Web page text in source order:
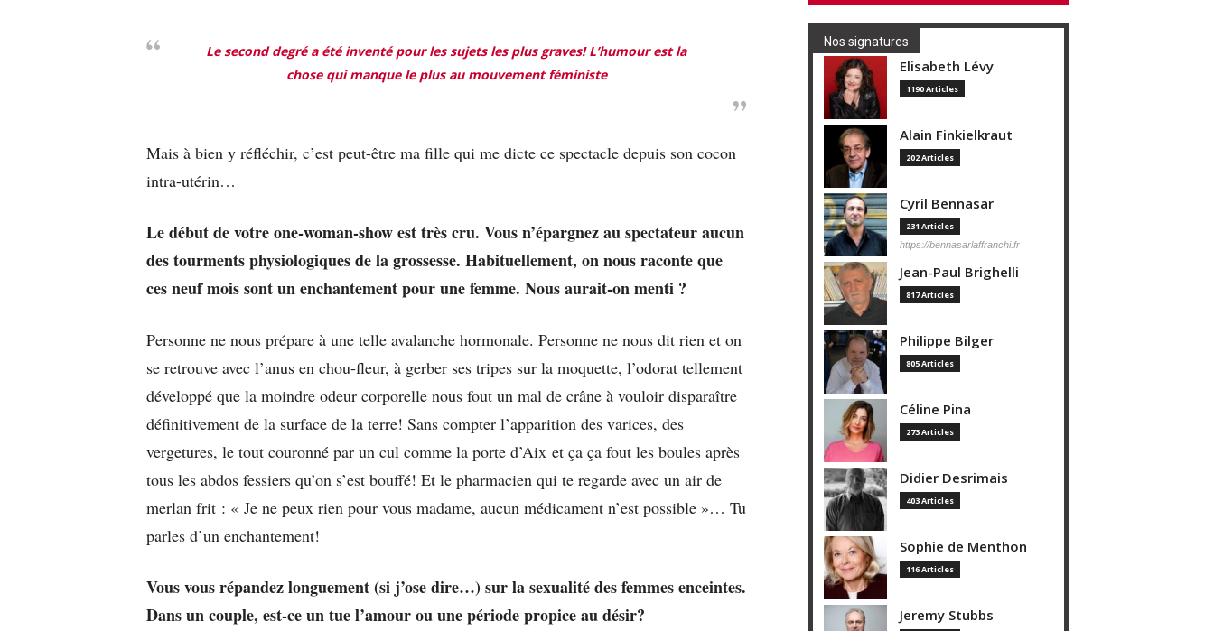
Le second degré a été inventé pour les sujets les plus graves! L’humour est la
chose qui manque le plus au mouvement féministe
Mais à bien y réfléchir, c’est peut-être ma fille qui me dicte ce spectacle depuis son cocon
intra-utérin…
Le début de votre one-woman-show est très cru. Vous n’épargnez au spectateur aucun
des tourments physiologiques de la grossesse. Habituellement, on nous raconte que
ces neuf mois sont un enchantement pour une femme. Nous aurait-on menti ?
Personne ne nous prépare à une telle avalanche hormonale. Personne ne nous dit rien et on
se retrouve avec l’anus en chou-fleur, à gerber ses tripes sur la moquette, l’odorat tellement
développé que la moindre odeur corporelle nous fout un mal de crâne à vouloir disparaître
définitivement de la surface de la terre! Sans compter l’apparition des varices, des
vergetures, le tout couronné par un cul comme la porte d’Aix et ça ça fout les boules après
tous les abdos fessiers qu’on s’est bouffé! Et le pharmacien qui te regarde avec un air de
merlan frit : « Je ne peux rien pour vous madame, aucun médicament n’est possible »… Tu
parles d’un enchantement!
Vous vous répandez longuement (si j’ose dire…) sur la sexualité des femmes enceintes.
Dans un couple, est-ce un tue l’amour ou une période propice au désir?
Nos signatures
Elisabeth Lévy
1190 Articles
Alain Finkielkraut
202 Articles
Cyril Bennasar
231 Articles
https://bennasarlaffranchi.fr
Jean-Paul Brighelli
817 Articles
Philippe Bilger
805 Articles
Céline Pina
273 Articles
Didier Desrimais
403 Articles
Sophie de Menthon
116 Articles
Jeremy Stubbs